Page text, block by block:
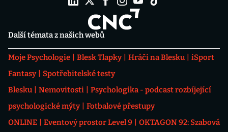
Další témata z našich webů
Moje Psychologie Blesk Tlapky Hráči na Blesku
iSport
Fantasy
Spotřebitelské testy
Blesku
Nemovitosti
Psychologika - podcast rozbíjející
psychologické mýty
Fotbalové přestupy
ONLINE
Eventový prostor Level 9
OKTAGON 92: Szabová